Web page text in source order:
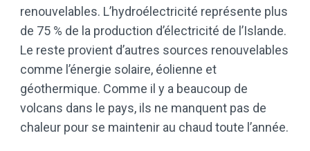
renouvelables. L’hydroélectricité représente plus
de 75 % de la production d’électricité de l’Islande.
Le reste provient d’autres sources renouvelables
comme l’énergie solaire, éolienne et
géothermique. Comme il y a beaucoup de
volcans dans le pays, ils ne manquent pas de
chaleur pour se maintenir au chaud toute l’année.